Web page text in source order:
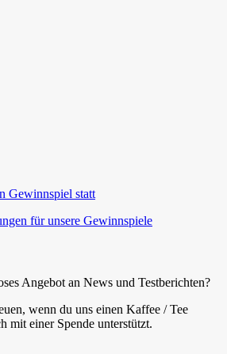
Gewinnspiel statt
für unsere Gewinnspiele
Angebot an News und Testberichten?
wenn du uns einen Kaffee / Tee
mit einer Spende unterstützt.